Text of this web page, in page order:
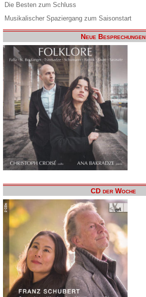
Die Besten zum Schluss
Musikalischer Spaziergang zum Saisonstart
Neue Besprechungen
CD der Woche